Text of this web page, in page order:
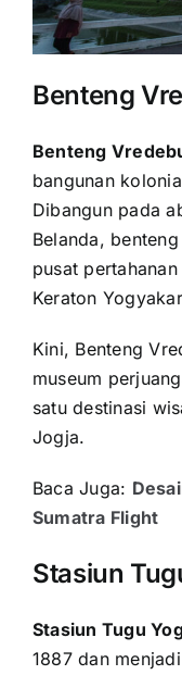
Benteng
Benteng
bangunan
Dibangun pada
Belanda,
pusat
Keraton
Kini, Benteng
museum
satu destinasi
Jogja.
Baca Juga:
Sumatra Flight
Stasiun
Stasiun Tugu
1887 dan